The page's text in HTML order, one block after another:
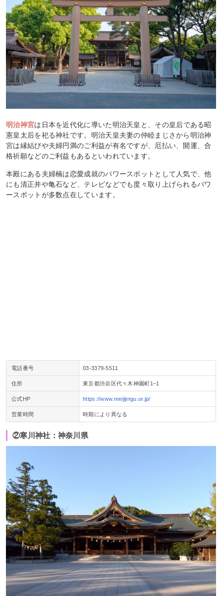
明治神宮は日本を近代化に導いた明治天皇と、その皇后である昭
憲皇太后を祀る神社です。明治天皇夫妻の仲睦まじさから明治神
宮は縁結びや夫婦円満のご利益が有名ですが、厄払い、開運、合
格祈願などのご利益もあるといわれています。
本殿にある夫婦楠は恋愛成就のパワースポットとして人気で、他
にも清正井や亀石など、テレビなどでも度々取り上げられるパワ
ースポットが多数点在しています。
電話番号 03‐3379‐5511
住所 東京都渋谷区代々木神園町1−1
公式HP https://www.meijijingu.or.jp/
営業時間 時期により異なる
②寒川神社：神奈川県